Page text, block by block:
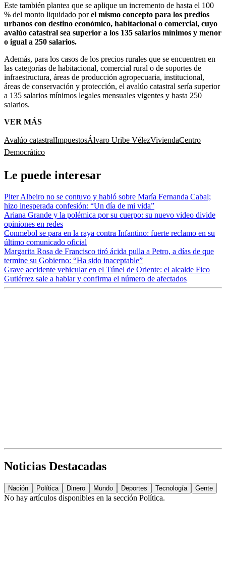
Este también plantea que se aplique un incremento de hasta el 100
% del monto liquidado porel mismo concepto para los predios
urbanos con destino económico, habitacional o comercial, cuyo
avalúo catastral sea superior a los 135 salarios mínimos y menor
o igual a 250 salarios.
Además, para los casos de los precios rurales que se encuentren en
las categorías de habitacional, comercial rural o de soportes de
infraestructura, áreas de producción agropecuaria, institucional,
áreas de conservación y protección, el avalúo catastral sería superior
a 135 salarios mínimos legales mensuales vigentes y hasta 250
salarios.
VER MÁS
Avalúo catastralImpuestosÁlvaro Uribe VélezViviendaCentro
Democrático
Le puede interesar
Piter Albeiro no se contuvo y habló sobre María Fernanda Cabal;
hizo inesperada confesión: “Un día de mi vida”
Ariana Grande y la polémica por su cuerpo: su nuevo video divide
opiniones en redes
Conmebol se para en la raya contra Infantino: fuerte reclamo en su
último comunicado oficial
Margarita Rosa de Francisco tiró ácida pulla a Petro, a días de que
termine su Gobierno: “Ha sido inaceptable”
Grave accidente vehicular en el Túnel de Oriente: el alcalde Fico
Gutiérrez sale a hablar y confirma el número de afectados
Noticias Destacadas
Nación Política Dinero Mundo Deportes Tecnología Gente
No hay artículos disponibles en la sección Política.